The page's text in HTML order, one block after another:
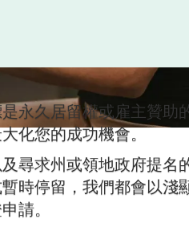
永久居留權或雇主贊助
化您的成功機會。
尋求州或領地政府提名
時停留，我們都會以淺
請。